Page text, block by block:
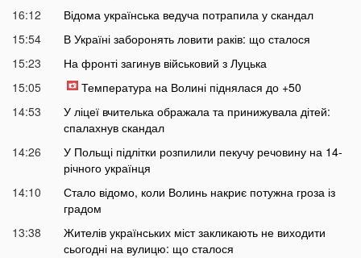
16:12
Відома українська ведуча потрапила у скандал
15:54
В Україні заборонять ловити раків: що сталося
15:23
На фронті загинув військовий з Луцька
15:05
Температура на Волині піднялася до +50
14:53
У ліцеї вчителька ображала та принижувала дітей:
спалахнув скандал
14:26
У Польщі підлітки розпилили пекучу речовину на 14-
річного українця
14:10
Стало відомо, коли Волинь накриє потужна гроза із
градом
13:38
Жителів українських міст закликають не виходити
сьогодні на вулицю: що сталося